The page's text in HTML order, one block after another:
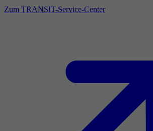
Zum TRANSIT-Service-Center